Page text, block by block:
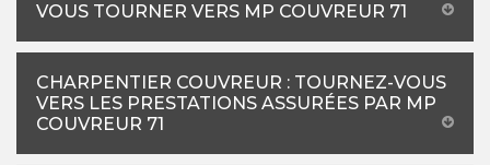
VOUS TOURNER VERS MP COUVREUR 71
CHARPENTIER COUVREUR : TOURNEZ-VOUS
VERS LES PRESTATIONS ASSURÉES PAR MP
COUVREUR 71